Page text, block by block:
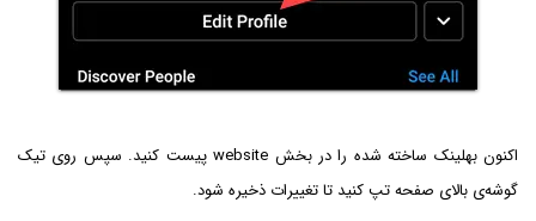
اکنون بهلینک ساخته شده را در بخش website پیست کنید. سپس روی تیک
گوشه‌ی بالای صفحه تپ کنید تا تغییرات ذخیره شود.